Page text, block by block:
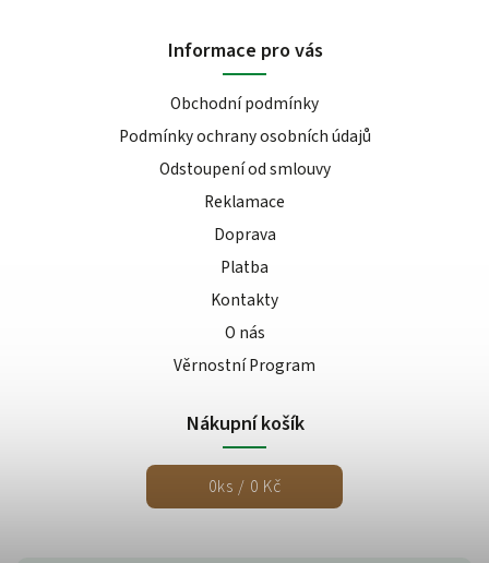
Informace pro vás
Obchodní podmínky
Podmínky ochrany osobních údajů
Odstoupení od smlouvy
Reklamace
Doprava
Platba
Kontakty
O nás
Věrnostní Program
Nákupní košík
0ks / 0 Kč